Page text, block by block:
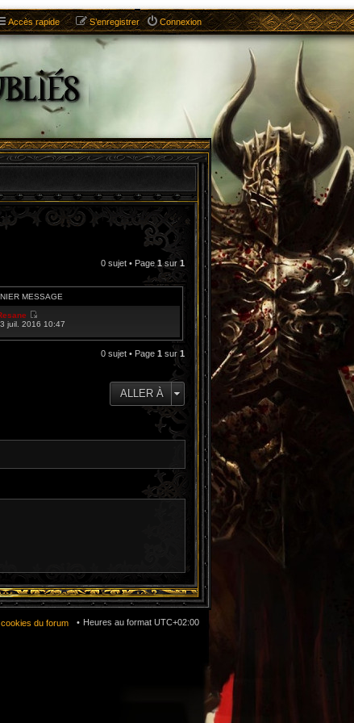
Accès rapide Connexion
S’enregistrer
0 sujet • Page 1sur 1
MESSAGE
V
i
juil. 2016 10:47
0 sujet • Page 1 sur 1
ALLER À
Heures au format UTC+02:00
du forum